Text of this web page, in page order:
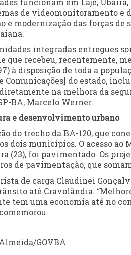
de videomonitoramento e
e modernização das forças de
integradas entregues
que recebeu, recentemente,
à disposição de toda a
Comunicações] do estado,
na melhora da
BA, Marcelo Werner.
e desenvolvimento urbano
do trecho da BA-120, que
dois municípios. O acesso
(23), foi pavimentado. Os
de pavimentação, que
de carga Claudinei
até Cravolândia.
tem uma economia até no
GOVBA